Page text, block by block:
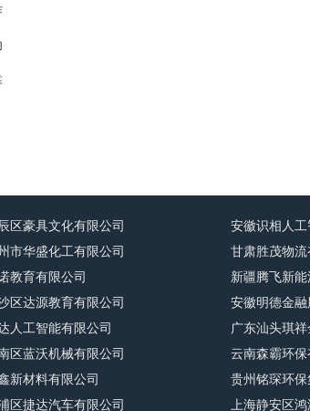
区豪具文化有限公司
安徽识相人工
市华盛化工有限公司
甘肃胜茂物流
教育有限公司
新疆腾飞新能
区达源教育有限公司
安徽明德金融
人工智能有限公司
广东汕头琪
区蓝沃机械有限公司
云南森霸环保
新材料有限公司
贵州铭琛环保
区捷达汽车有限公司 上海静安区